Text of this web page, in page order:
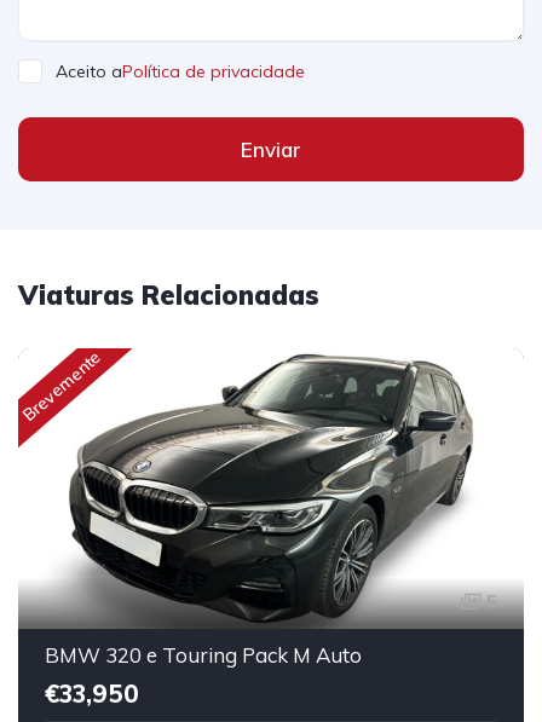
Aceito aPolítica de privacidade
Enviar
Viaturas Relacionadas
Brevemente
5
BMW 320 e Touring Pack M Auto
€33,950